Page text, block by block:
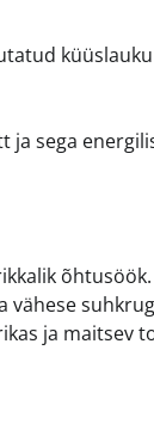
sega
ja maitsev